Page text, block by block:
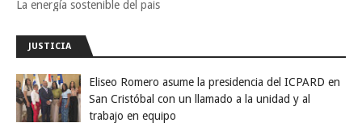
La energía sostenible del pais
JUSTICIA
Eliseo Romero asume la presidencia del ICPARD en
San Cristóbal con un llamado a la unidad y al
trabajo en equipo